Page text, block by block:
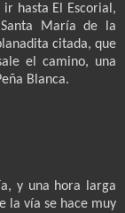
hasta El Escorial,
María de la
citada, que
el camino, una
Blanca.
y una hora larga
la vía se hace muy